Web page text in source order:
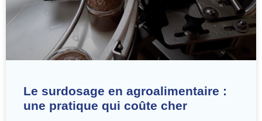
Le surdosage en agroalimentaire :
une pratique qui coûte cher